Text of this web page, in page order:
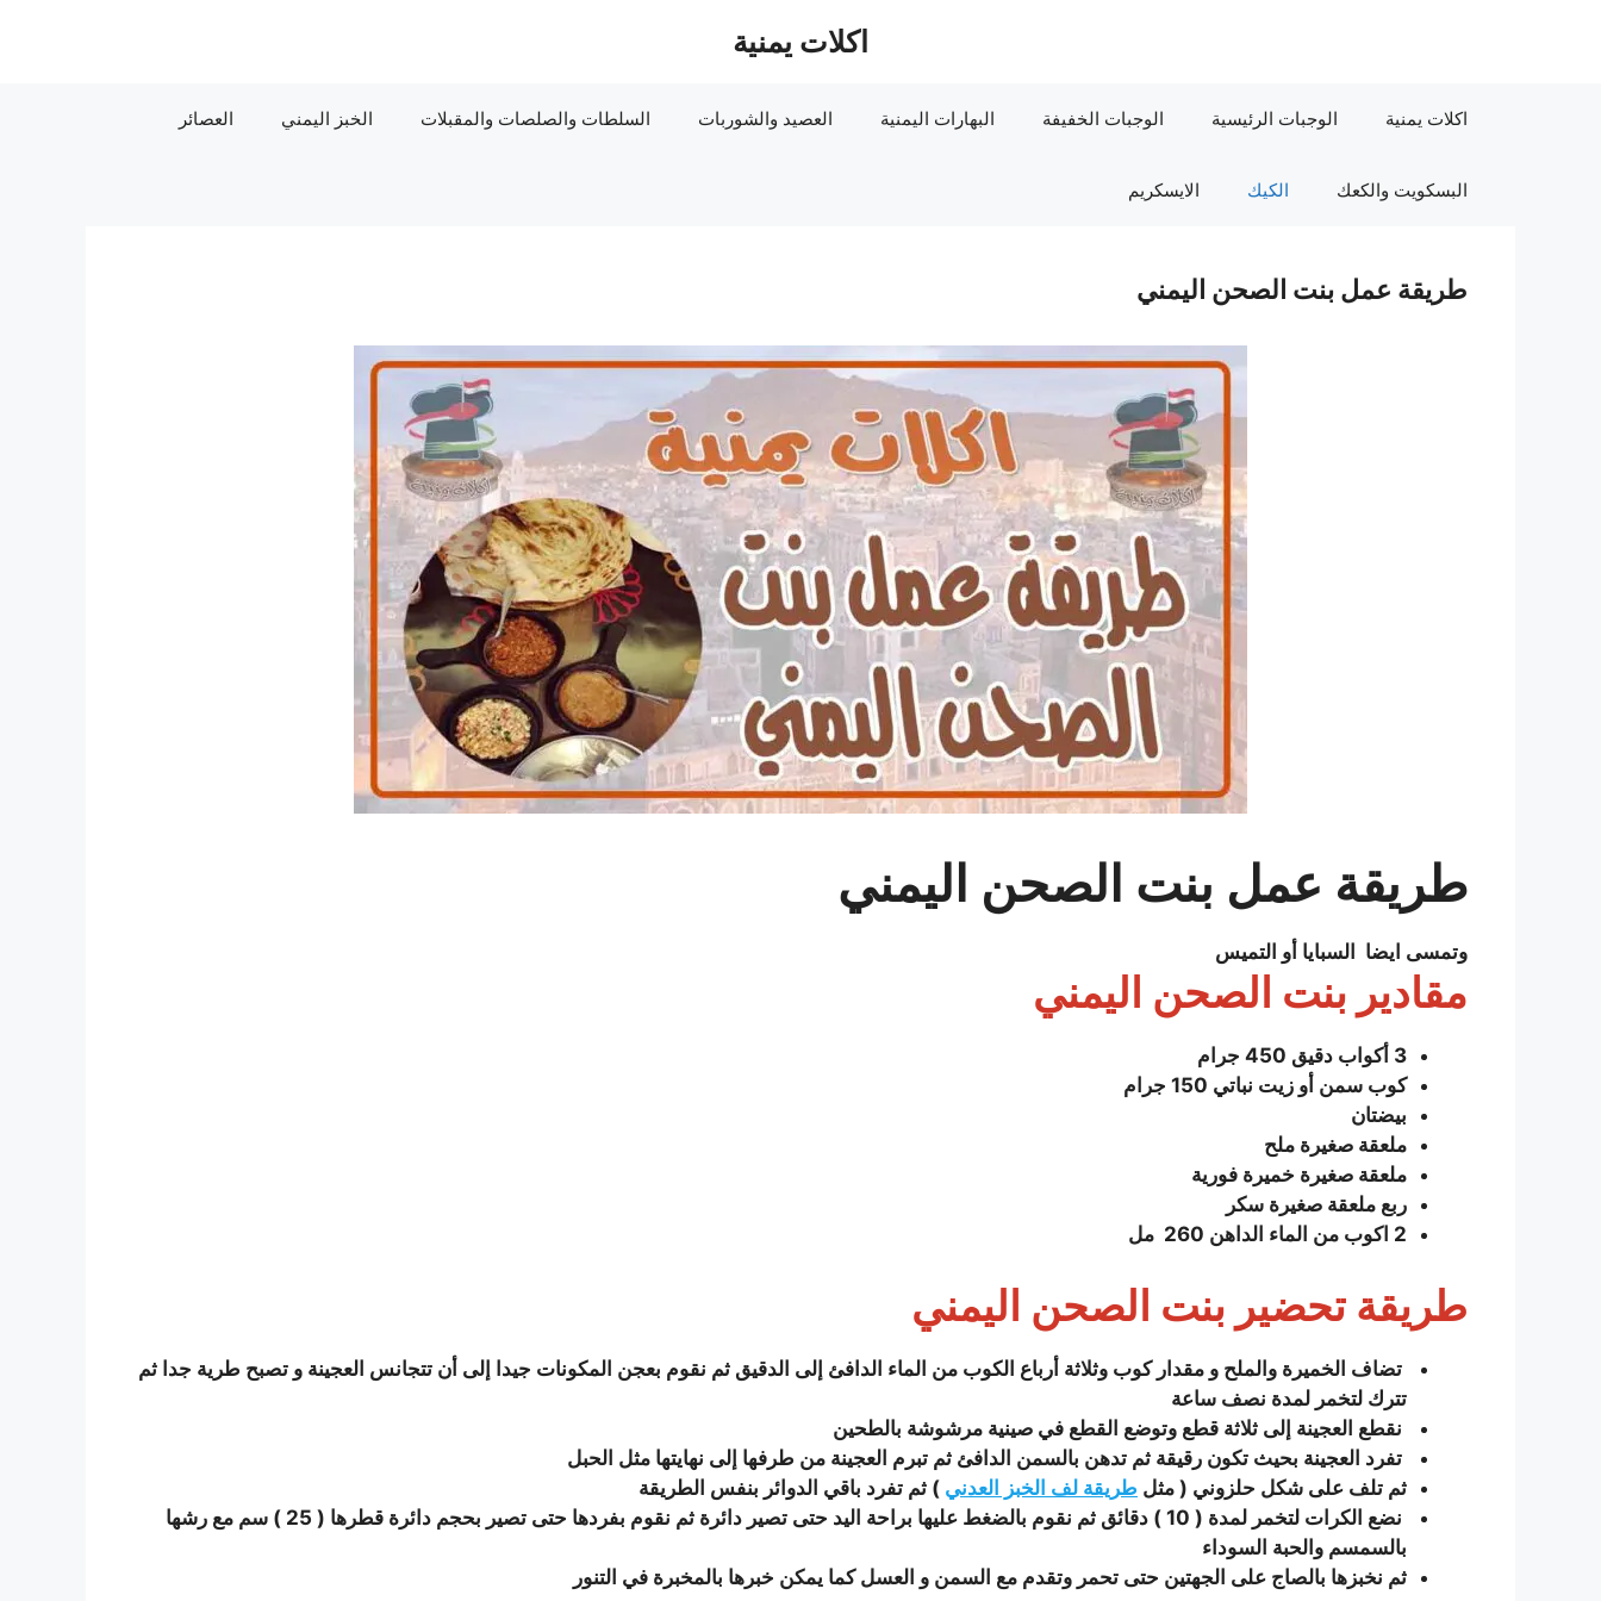
اكلات يمنية
اكلات يمنية الوجبات الرئيسية الوجبات الخفيفة البهارات اليمنية العصيد والشوربات السلطات والصلصات والمقبلات الخبز اليمني العصائر
البسكويت والكعك الكيك الايسكريم
طريقة عمل بنت الصحن اليمني
طريقة عمل بنت الصحن اليمني
وتمسى ايضا السبايا أو التميس
مقادير بنت الصحن اليمني
3 أكواب دقیق 450 جرام
كوب سمن أو زيت نباتي 150 جرام
بيضتان
ملعقة صغيرة ملح
ملعقة صغيرة خميرة فورية
ربع ملعقة صغيرة سكر
2 اكوب من الماء الداهن 260 مل
طريقة تحضير بنت الصحن اليمني
تضاف الخميرة والملح و مقدار كوب وثلاثة أرباع الكوب من الماء الدافئ إلى الدقيق ثم نقوم بعجن المكونات جيدا إلى أن تتجانس العجينة و تصبح طرية جدا ثم
تترك لتخمر لمدة نصف ساعة
نقطع العجينة إلى ثلاثة قطع وتوضع القطع في صينية مرشوشة بالطحين
تفرد العجينة بحيث تكون رقيقة ثم تدهن بالسمن الدافئ ثم تبرم العجينة من طرفها إلى نهايتها مثل الحبل
ثم تلف على شكل حلزوني ( مثل طريقة لف الخبز العدني ) ثم تفرد باقي الدوائر بنفس الطريقة
نضع الكرات لتخمر لمدة ( 10 ) دقائق ثم نقوم بالضغط عليها براحة اليد حتى تصير دائرة ثم نقوم بفردها حتى تصير بحجم دائرة قطرها ( 25 )
سم مع رشها
بالسمسم والحبة السوداء
ثم نخبزها بالصاج على الجهتين حتى تحمر وتقدم مع السمن و العسل كما يمكن خبرها بالمخبرة في التنور